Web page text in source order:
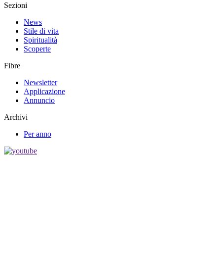
Sezioni
News
Stile di vita
Spiritualità
Scoperte
Fibre
Newsletter
Applicazione
Annuncio
Archivi
Per anno